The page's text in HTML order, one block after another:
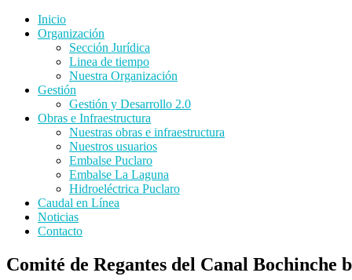
Inicio
Organización
Sección Jurídica
Linea de tiempo
Nuestra Organización
Gestión
Gestión y Desarrollo 2.0
Obras e Infraestructura
Nuestras obras e infraestructura
Nuestros usuarios
Embalse Puclaro
Embalse La Laguna
Hidroeléctrica Puclaro
Caudal en Línea
Noticias
Contacto
Comité de Regantes del Canal Bochinche